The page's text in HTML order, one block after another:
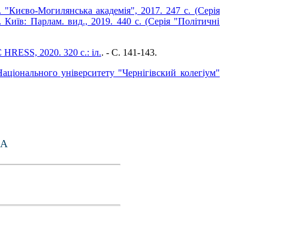
Могилянська академія", 2017. 247 с. (Серія
Київ: Парлам. вид., 2019. 440 с. (Серія "Політичні
2020. 320 с.: іл.. - C. 141-143.
університету "Чернігівский колегіум"